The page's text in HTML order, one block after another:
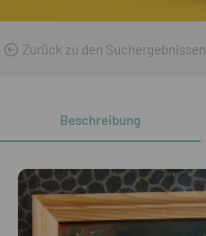
Zurück zu den Suchergebnissen
Beschreibung